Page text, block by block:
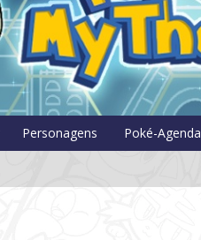
Personagens Poké-Agenda